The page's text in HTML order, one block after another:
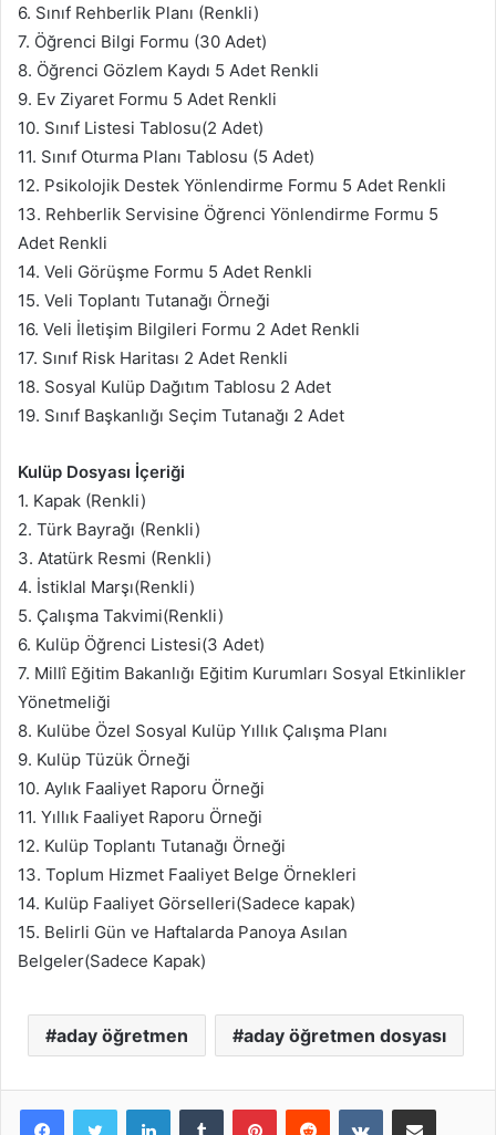
6. Sınıf Rehberlik Planı (Renkli)
7. Öğrenci Bilgi Formu (30 Adet)
8. Öğrenci Gözlem Kaydı 5 Adet Renkli
9. Ev Ziyaret Formu 5 Adet Renkli
10. Sınıf Listesi Tablosu(2 Adet)
11. Sınıf Oturma Planı Tablosu (5 Adet)
12. Psikolojik Destek Yönlendirme Formu 5 Adet Renkli
13. Rehberlik Servisine Öğrenci Yönlendirme Formu 5
Adet Renkli
14. Veli Görüşme Formu 5 Adet Renkli
15. Veli Toplantı Tutanağı Örneği
16. Veli İletişim Bilgileri Formu 2 Adet Renkli
17. Sınıf Risk Haritası 2 Adet Renkli
18. Sosyal Kulüp Dağıtım Tablosu 2 Adet
19. Sınıf Başkanlığı Seçim Tutanağı 2 Adet
Kulüp Dosyası İçeriği
1. Kapak (Renkli)
2. Türk Bayrağı (Renkli)
3. Atatürk Resmi (Renkli)
4. İstiklal Marşı(Renkli)
5. Çalışma Takvimi(Renkli)
6. Kulüp Öğrenci Listesi(3 Adet)
7. Millî Eğitim Bakanlığı Eğitim Kurumları Sosyal Etkinlikler
Yönetmeliği
8. Kulübe Özel Sosyal Kulüp Yıllık Çalışma Planı
9. Kulüp Tüzük Örneği
10. Aylık Faaliyet Raporu Örneği
11. Yıllık Faaliyet Raporu Örneği
12. Kulüp Toplantı Tutanağı Örneği
13. Toplum Hizmet Faaliyet Belge Örnekleri
14. Kulüp Faaliyet Görselleri(Sadece kapak)
15. Belirli Gün ve Haftalarda Panoya Asılan
Belgeler(Sadece Kapak)
aday öğretmen aday öğretmen dosyası
LinkedInTumblr PinterestReddit VKontakteE-Posta ile paylaş